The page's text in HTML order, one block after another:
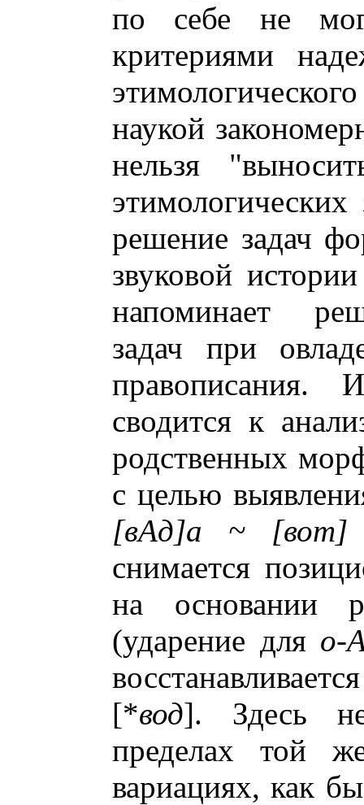
по себе не
критериями
наукой
нельзя
решение задач
звуковой
напоминает
задач при
сводится к
родственных
с целью
[вАд]а ~ [вот]
снимается
на основании
(ударение дляо-
[*вод]. Здесь
пределах той
вариациях, как